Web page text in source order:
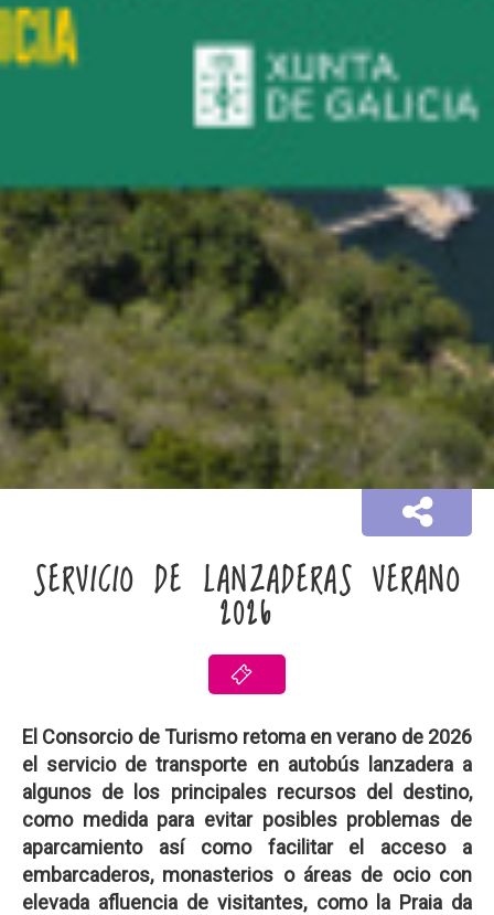
SERVICIO DE LANZADERAS VERANO
2026
El Consorcio de Turismo retoma en verano de 2026
el servicio de transporte en autobús lanzadera a
algunos de los principales recursos del destino,
como medida para evitar posibles problemas de
aparcamiento así como facilitar el acceso a
embarcaderos, monasterios o áreas de ocio con
elevada afluencia de visitantes, como la Praia da